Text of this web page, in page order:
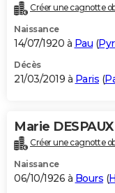
Créer une cagnotte
Naissance
14/07/1920 à Pau (
Décès
21/03/2019 à Paris (
Marie DESPAUX
Créer une cagnotte
Naissance
06/10/1926 à Bours (